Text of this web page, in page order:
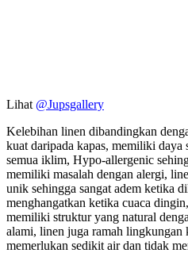
Lihat @Jupsgallery
Kelebihan linen dibandingkan
kuat daripada kapas, memiliki
semua iklim, Hypo-allergenic
memiliki masalah dengan alergi,
unik sehingga sangat adem ketika
menghangatkan ketika cuaca
memiliki struktur yang natural
alami, linen juga ramah lingkungan
memerlukan sedikit air dan tidak